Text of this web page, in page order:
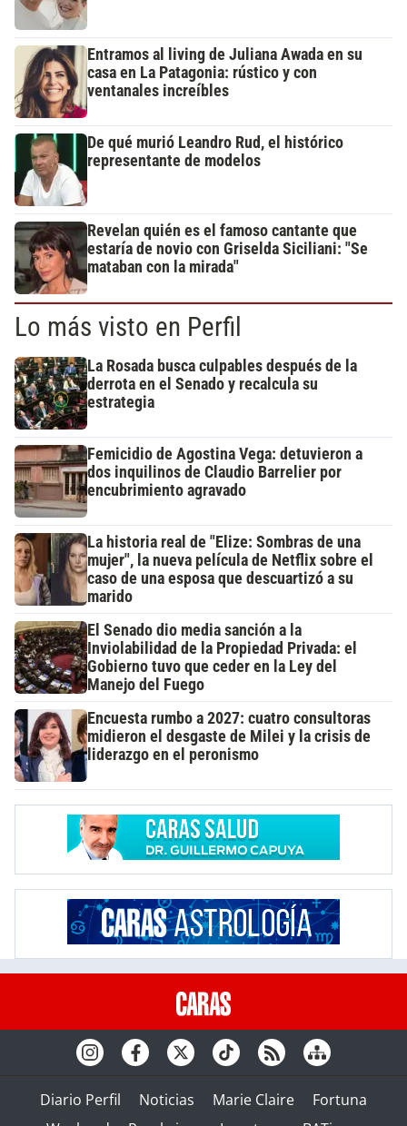
Entramos al living de Juliana Awada en su
casa en La Patagonia: rústico y con
ventanales increíbles
De qué murió Leandro Rud, el histórico
representante de modelos
Revelan quién es el famoso cantante que
estaría de novio con Griselda Siciliani: "Se
mataban con la mirada"
Lo más visto en Perfil
La Rosada busca culpables después de la
derrota en el Senado y recalcula su
estrategia
Femicidio de Agostina Vega: detuvieron a
dos inquilinos de Claudio Barrelier por
encubrimiento agravado
La historia real de "Elize: Sombras de una
mujer", la nueva película de Netflix sobre el
caso de una esposa que descuartizó a su
marido
El Senado dio media sanción a la
Inviolabilidad de la Propiedad Privada: el
Gobierno tuvo que ceder en la Ley del
Manejo del Fuego
Encuesta rumbo a 2027: cuatro consultoras
midieron el desgaste de Milei y la crisis de
liderazgo en el peronismo
Diario Perfil Noticias Marie Claire
Fortuna